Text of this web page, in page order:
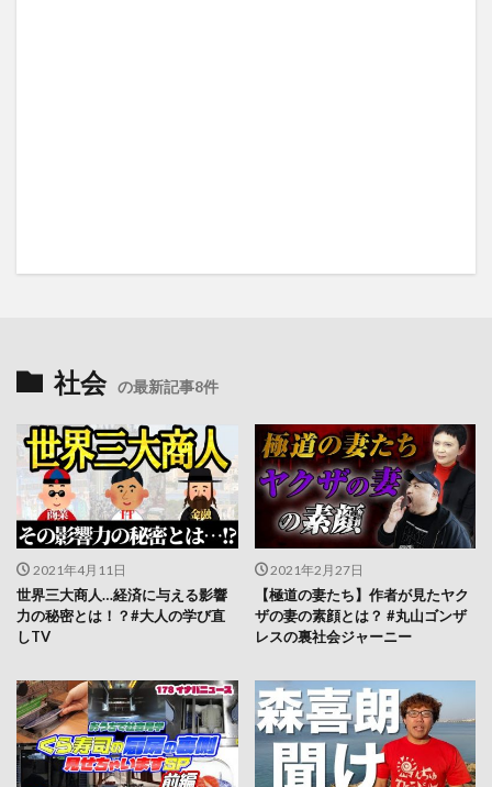
社会 の最新記事8件
2021年4月11日
世界三大商人…経済に与える影響
力の秘密とは！？#大人の学び直
しTV
2021年2月27日
【極道の妻たち】作者が見たヤク
ザの妻の素顔とは？ #丸山ゴンザ
レスの裏社会ジャーニー